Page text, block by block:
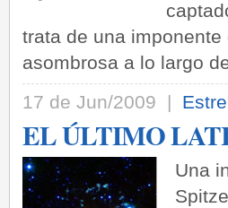
trata de una
asombrosa a lo largo
17 de Jun/2009 |
EL ÚLTIMO
Una